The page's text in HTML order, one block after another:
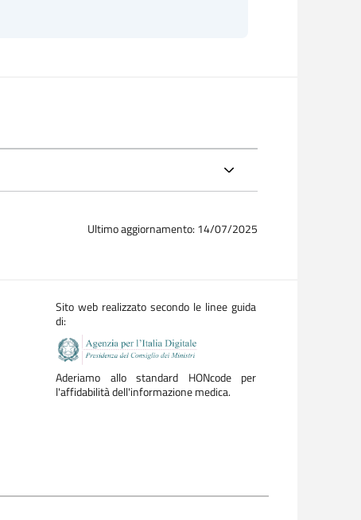
Ultimo aggiornamento: 14/07/2025
Sito web realizzato secondo le linee guida
di:
Aderiamo allo standard HONcode per
l'affidabilità dell'informazione medica.